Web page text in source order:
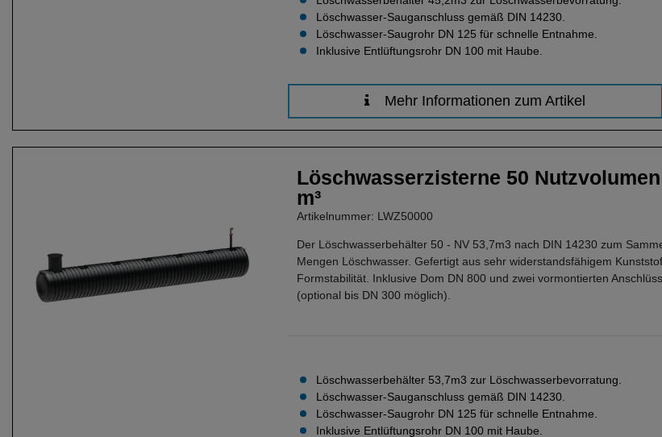
Löschwasser-Sauganschluss gemäß DIN 14230.
Löschwasser-Saugrohr DN 125 für schnelle Entnahme.
Inklusive Entlüftungsrohr DN 100 mit Haube.
Mehr Informationen zum Artikel
Löschwasserzisterne 50
m³
Artikelnummer: LWZ50000
Der Löschwasserbehälter 50 - NV 53,7m3 nach DIN 14230 zum
Mengen Löschwasser. Gefertigt aus sehr widerstandsfähigem
Formstabilität. Inklusive Dom DN 800 und zwei vormontierten
(optional bis DN 300 möglich).
Löschwasserbehälter 53,7m3 zur Löschwasserbevorratung.
Löschwasser-Sauganschluss gemäß DIN 14230.
Löschwasser-Saugrohr DN 125 für schnelle Entnahme.
Inklusive Entlüftungsrohr DN 100 mit Haube.